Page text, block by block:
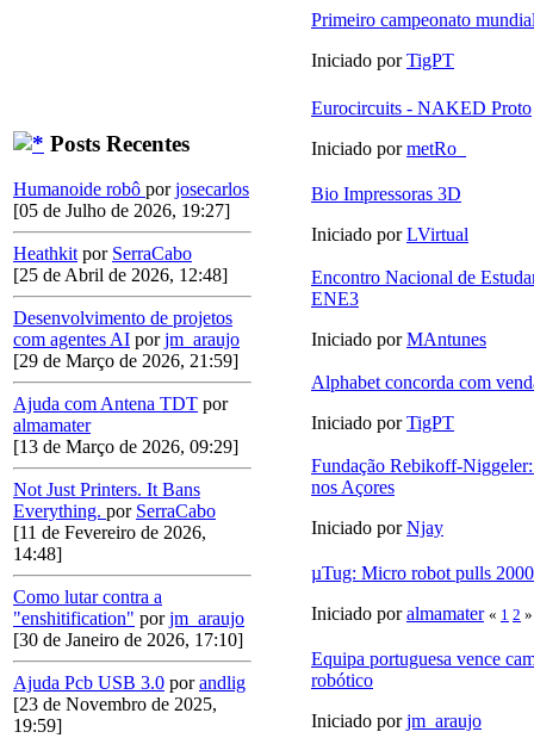
Posts Recentes
Humanoide robô porjosecarlos
[05 de Julho de 2026, 19:27]
Heathkit por SerraCabo
[25 de Abril de 2026, 12:48]
Desenvolvimento de projetos
com agentes AI porjm_araujo
[29 de Março de 2026, 21:59]
Ajuda com Antena TDT por
almamater
[13 de Março de 2026, 09:29]
Not Just Printers. It Bans
Everything. por SerraCabo
[11 de Fevereiro de 2026,
14:48]
Como lutar contra a
"enshitification" porjm_araujo
[30 de Janeiro de 2026, 17:10]
Ajuda Pcb USB 3.0 porandlig
[23 de Novembro de 2025,
19:59]
Primeiro campeonato
Iniciado porTigPT
Eurocircuits - NAKED Proto
Iniciado pormetRo_
Bio Impressoras 3D
Iniciado porLVirtual
Encontro Nacional de
ENE3
Iniciado porMAntunes
Alphabet concorda com
Iniciado porTigPT
Fundação Rebikoff-
nos Açores
Iniciado porNjay
µTug: Micro robot pulls
Iniciado poralmamater « 1 2 »
Equipa portuguesa vence
robótico
Iniciado porjm_araujo